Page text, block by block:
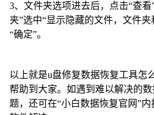
3、文件夹选项进去后，点击“查
夹”选中“显示隐藏的文件，文件
“确定”。
以上就是u盘修复数据恢复工具怎
帮助到大家。如遇到难以解决的
题，还可在“小白数据恢复官网”内